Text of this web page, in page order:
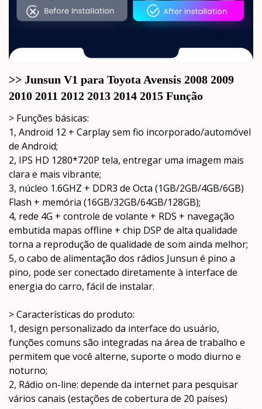
>> Junsun V1 para Toyota Avensis 2008 2009
2010 2011 2012 2013 2014 2015 Função
> Funções básicas:
1, Android 12 + Carplay sem fio incorporado/automóvel
de Android;
2, IPS HD 1280*720P tela, entregar uma imagem mais
clara e mais vibrante;
3, núcleo 1.6GHZ + DDR3 de Octa (1GB/2GB/4GB/6GB)
Flash + memória (16GB/32GB/64GB/128GB);
4, rede 4G + controle de volante + RDS + navegação
embutida mapas offline + chip DSP de alta qualidade
torna a reprodução de qualidade de som ainda melhor;
5, o cabo de alimentação dos rádios Junsun é pino a
pino, pode ser conectado diretamente à interface de
energia do carro, fácil de instalar.
> Características do produto:
1, design personalizado da interface do usuário,
funções comuns são integradas na área de trabalho e
permitem que você alterne, suporte o modo diurno e
noturno;
2, Rádio on-line: depende da internet para pesquisar
vários canais (estações de cobertura de 20 países)